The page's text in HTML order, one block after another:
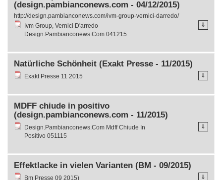
(design.pambianconews.com - 04/12/2015)
http://design.pambianconews.com/ivm-group-vernici-darredo/
Ivm Group, Vernici D'arredo
Design.Pambianconews.Com 041215
⇓
Natürliche Schönheit (Exakt Presse - 11/2015)
Exakt Presse 11 2015 ⇓
MDFF chiude in positivo
(design.pambianconews.com - 11/2015)
Design.Pambianconews.Com Mdff Chiude In
Positivo 051115
⇓
Effektlacke in vielen Varianten (BM - 09/2015)
Bm Presse 09 2015) ⇓